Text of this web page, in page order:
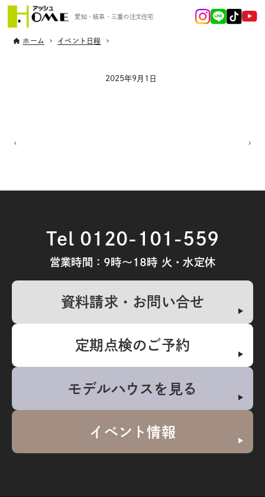
愛知・岐阜・三重の注文住宅
ホーム イベント日程
2025年9月1日
Tel 0120-101-559
営業時間：9時～18時 火・水定休
資料請求・お問い合せ
定期点検のご予約
モデルハウスを見る
イベント情報